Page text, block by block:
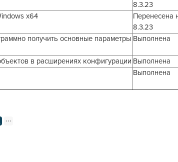
8.3.23
x64
Перенесена
8.3.23
получить основные параметры Выполнена
в расширениях конфигурации Выполнена
Выполнена